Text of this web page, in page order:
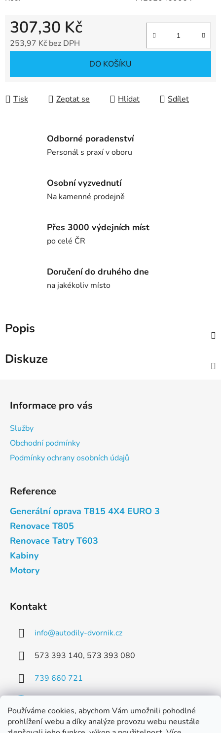
Používáme cookies, abychom Vám umožnili pohodlné
prohlížení webu a díky analýze provozu webu neustále
307,30 Kč
253,97 Kč bez DPH
DO KOŠÍKU
Tisk Zeptat se Hlídat Sdílet
Odborné poradenství
Personál s praxí v oboru
Osobní vyzvednutí
Na kamenné prodejně
Přes 3000 výdejních míst
po celé ČR
Doručení do druhého dne
na jakékoliv místo
Popis
Diskuze
Informace pro vás
Služby
Obchodní podmínky
Podmínky ochrany osobních údajů
Reference
Generální oprava T815 4X4 EURO 3
Renovace T805
Renovace Tatry T603
Kabiny
Motory
Kontakt
info@autodily-dvornik.cz
573 393 140, 573 393 080
739 660 721